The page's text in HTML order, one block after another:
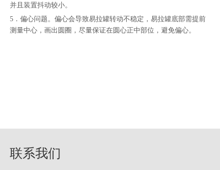
并且装置抖动较小。
5．偏心问题。偏心会导致易拉罐转动不稳定，易拉罐底部需提前
测量中心，画出圆圈，尽量保证在圆心正中部位，避免偏心。
联系我们